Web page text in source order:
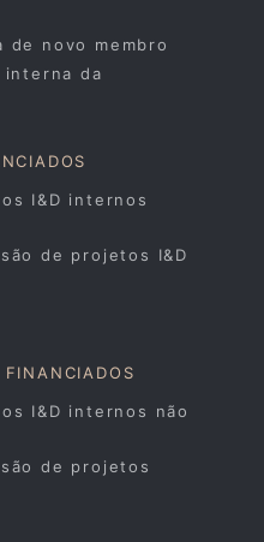
de novo membro
interna da
I&D internos
de projetos I&D
I&D internos não
de projetos